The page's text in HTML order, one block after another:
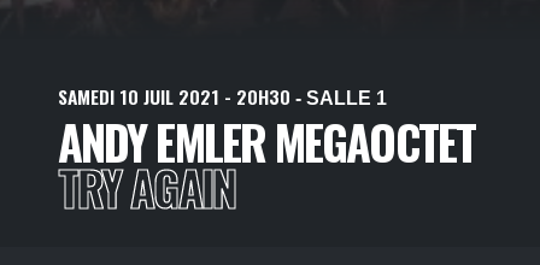
SAMEDI 10 JUIL 2021 - 20H30 - SALLE 1
ANDY EMLER MEGAOCTET
TRY AGAIN